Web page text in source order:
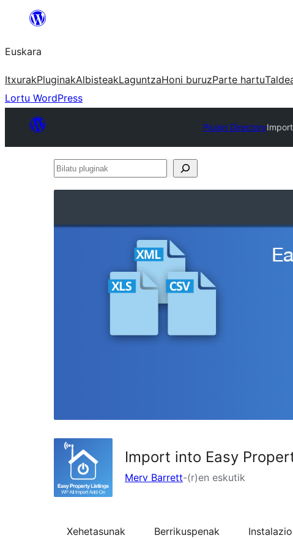
Euskara
ItxurakPluginakAlbisteakLaguntzaHoni buruzParte hartu
Lortu WordPress
Plugin Directory
Bilatu
Import into Easy
Merv Barrett-(r)en eskutik
Xehetasunak Berrikuspenak